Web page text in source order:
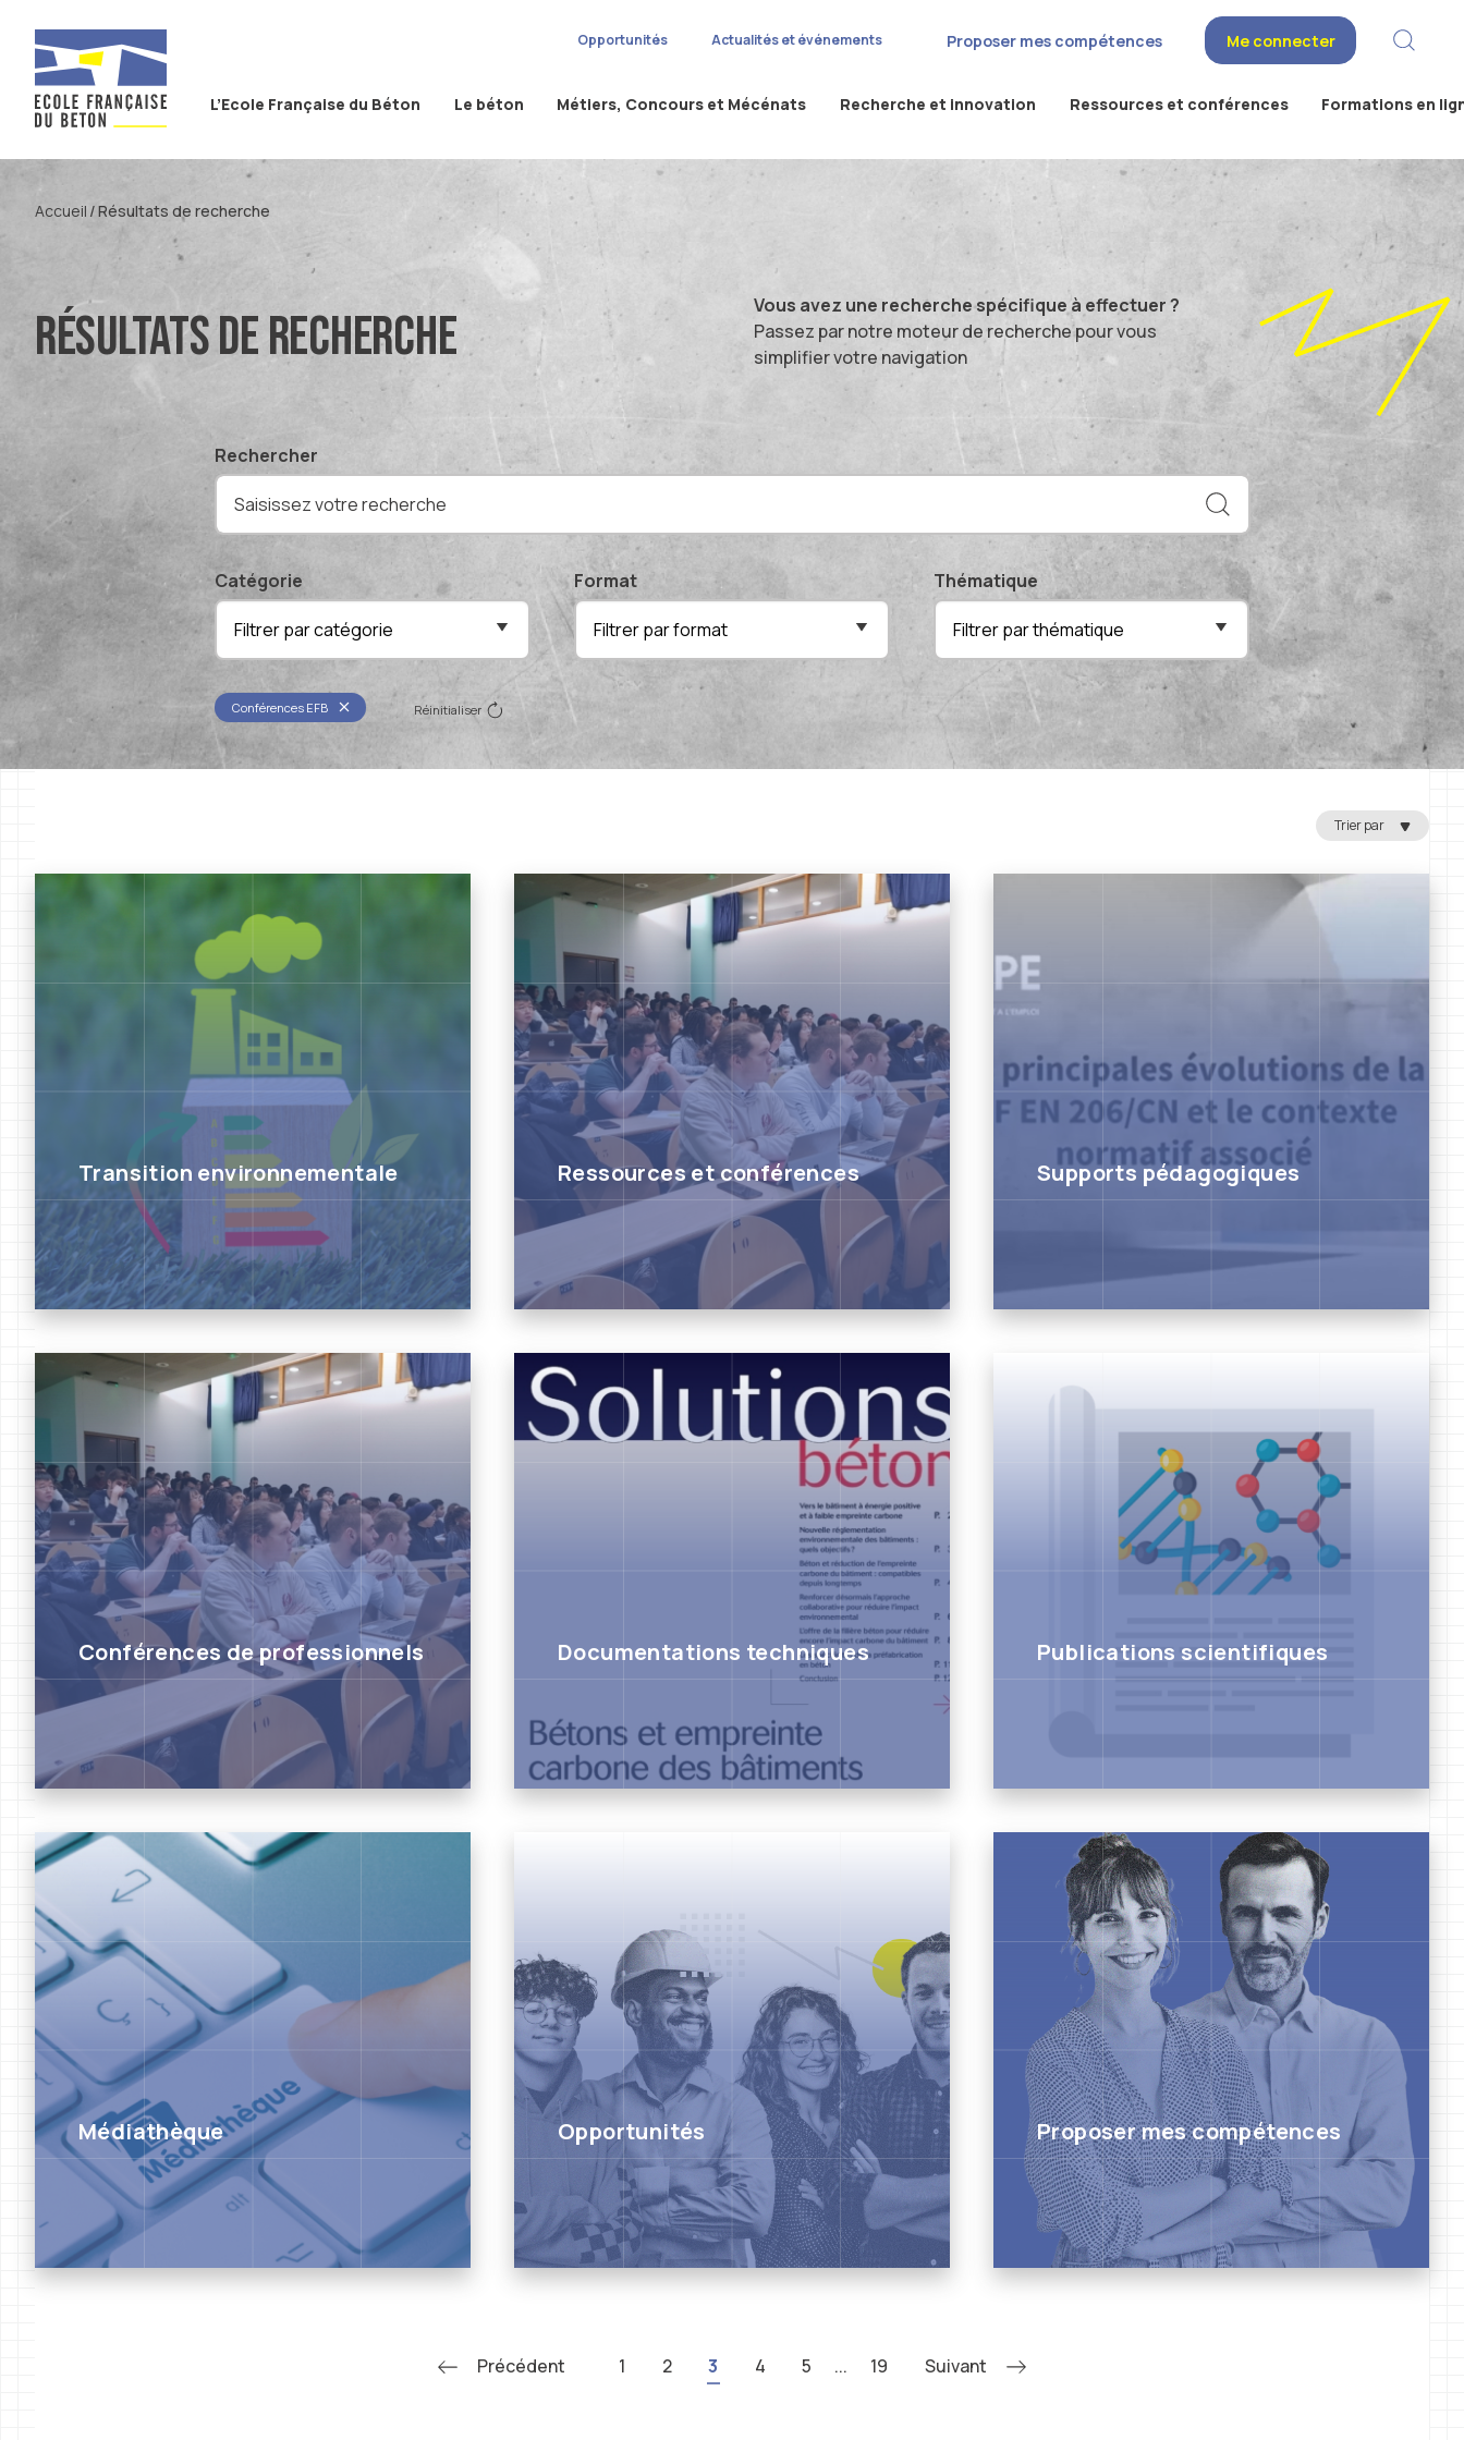
Opportunités Actualités et événements Proposer mes compétences Me connecter
L’Ecole Française du Béton Le béton Métiers, Concours et Mécénats Recherche et innovation Ressources et conférences Formations en
Accueil Résultats de recherche
Résultats de recherche
Vous avez une recherche spécifique à effectuer ?
Passez par notre moteur de recherche pour vous
simplifier votre navigation
Rechercher
Catégorie
Filtrer par catégorie
Format
Filtrer par format
Thématique
Filtrer par thématique
Conférences EFB Réinitialiser
Trier par
Transition environnementale Ressources et conférences Supports pédagogiques
Conférences de professionnels Documentations techniques Publications scientifiques
Médiathèque Opportunités Proposer mes compétences
Précédent 1 2 3 4 5 ... 19 Suivant